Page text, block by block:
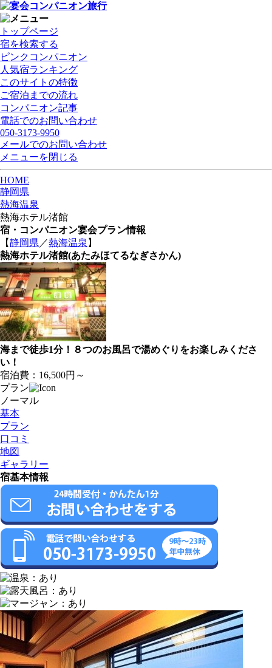
トップページ
宿を検索する
ピンクコンパニオン
人気宿ランキング
このサイトの特徴
ご宿泊までの流れ
コンパニオン記事
電話でのお問い合わせ
050-3173-9950
メールでのお問い合わせ
メニューを閉じる
HOME
静岡県
熱海温泉
熱海ホテル渚館
宿・コンパニオン宴会プラン情報
【静岡県 ／熱海温泉 】
熱海ホテル渚館(あたみほてるなぎさかん)
海まで徒歩1分！８つのお風呂で湯めぐりをお楽しみくださ
い！
宿泊費： 16,500円～
プラン
ノーマル
基本
プラン
口コミ
地図
ギャラリー
宿基本情報